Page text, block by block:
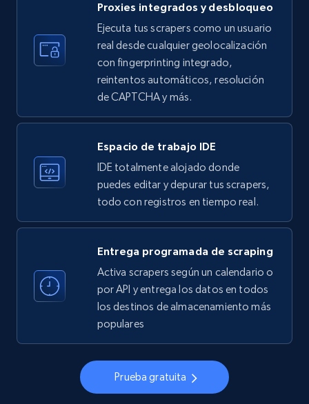
LinkedIn company information
ID, Name, Country code, Locations, Followers,
Employees in linkedin, About, Specialties, and
more.
3.5K+ Prueba gratuita
Instagram - Profiles
Account, Fbid, ID, Followers, Posts count, Is
business account, Is professional account, Is
verified, and more.
3.5K+
Instagram - Profiles - Collect profile
information by user name
Account, Fbid, ID, Followers, Posts count, Is
business account, Is professional account, Is
verified, and more.
Proxies integrados y desbloqueo
Ejecuta tus scrapers como un usuario
real desde cualquier geolocalización
con fingerprinting integrado,
reintentos automáticos, resolución
de CAPTCHA y más.
Espacio de trabajo IDE
IDE totalmente alojado donde
puedes editar y depurar tus scrapers,
todo con registros en tiempo real.
Entrega programada de scraping
Activa scrapers según un calendario o
por API y entrega los datos en todos
los destinos de almacenamiento más
populares
Prueba gratuita